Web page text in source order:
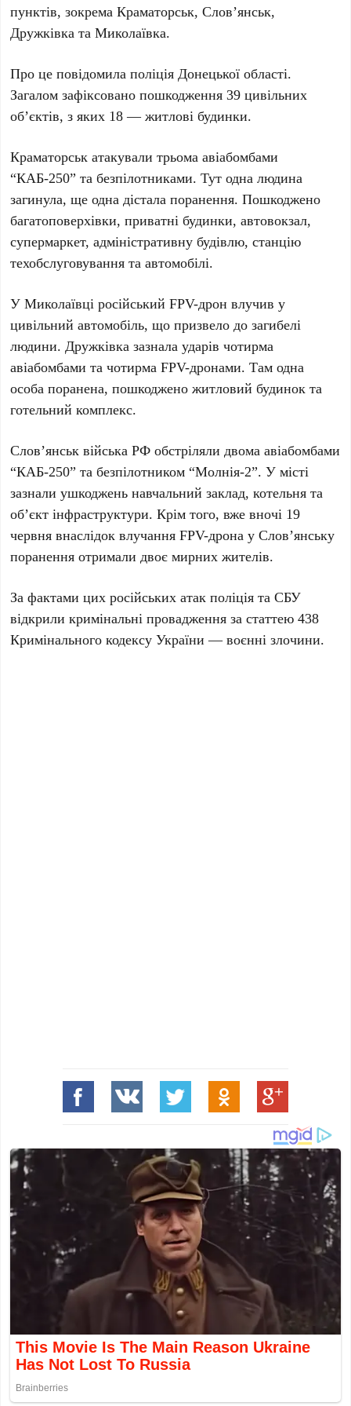
пунктів, зокремаКраматорськ,Слов’янськ,
Дружківка таМиколаївка.
Про це повідомилаполіція Донецької області.
Загалом зафіксовано пошкодження39 цивільних
об’єктів, з яких 18— житлові будинки.
Краматорськ атакували трьома авіабомбами
“КАБ-250” та безпілотниками. Тутодна людина
загинула, щеодна дістала поранення. Пошкоджено
багатоповерхівки, приватні будинки, автовокзал,
супермаркет, адміністративну будівлю, станцію
техобслуговування та автомобілі.
УМиколаївці російський FPV-дрон влучив у
цивільний автомобіль, що призвело дозагибелі
людини.Дружківка зазнала ударів чотирма
авіабомбами та чотирма FPV-дронами. Тамодна
особа поранена, пошкоджено житловий будинок та
готельний комплекс.
Слов’янськ війська РФ обстріляли двома авіабомбами
“КАБ-250” та безпілотником“Молнія-2”. У місті
зазнали ушкоджень навчальний заклад, котельня та
об’єкт інфраструктури. Крім того, вже вночі 19
червня внаслідок влучання FPV-дрона уСлов’янську
поранення отрималидвоє мирних жителів.
За фактами цих російських атак поліція та СБУ
відкрили кримінальні провадження за статтею438
Кримінального кодексу України — воєнні злочини.